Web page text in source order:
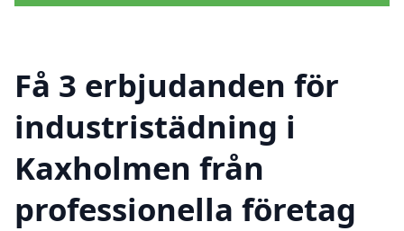
Få 3 erbjudanden för
industristädning i
Kaxholmen från
professionella företag